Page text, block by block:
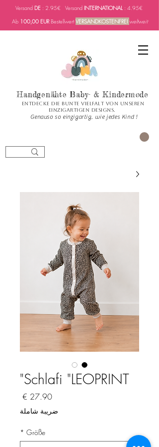
Versand DE : 2.95€ Versand INTERNATIONAL : 4.95€
Ab 100,00 EURBestellwertVERSANDKOSTENFREI weltweit
Handgenähte Baby- & Kindermode
Entdecke die bunte Vielfalt von unseren
einzigartigen Designs.
Genauso so einzigartig, wie jedes Kind !
Schlafi "LEOPRINT"
السعر
ضريبة شاملة
Größe
*